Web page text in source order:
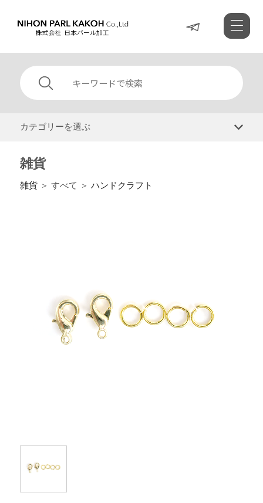
カテゴリーを選ぶ
雑貨
雑貨＞ すべて ＞ ハンドクラフト